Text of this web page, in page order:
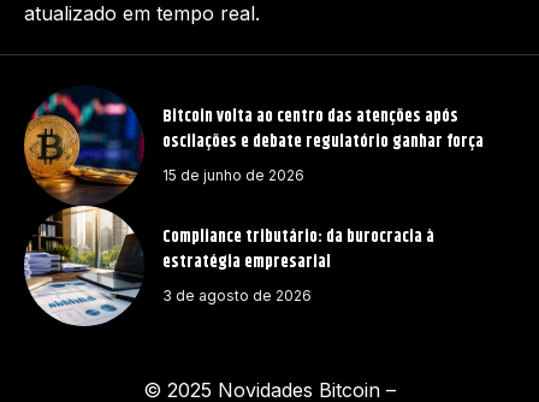
Bitcoin volta ao centro das atenções após
oscilações e debate regulatório ganhar força
15 de junho de 2026
Compliance tributário: da burocracia à
estratégia empresarial
3 de agosto de 2026
atualizado em tempo real.
© 2025 Novidades Bitcoin –